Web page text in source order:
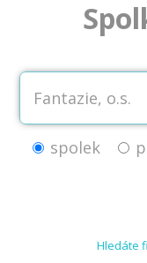
spolek
Hledáte